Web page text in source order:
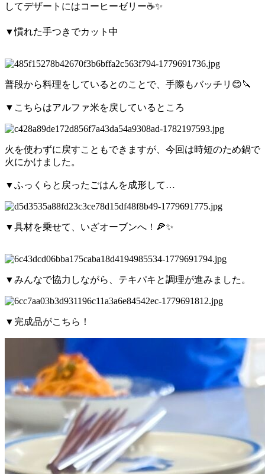
してデザートにはコーヒーゼリー☕✨
▼慣れた手つきでカット中
普段から料理をしているとのことで、手際もバッチリ😊🔪
▼こちらはアルファ米を戻しているところ
火を使わずに戻すこともできますが、今回は時短のため鍋で
火にかけました。
▼ふっくらと戻ったごはんを成形して…
▼具材を乗せて、いざオーブンへ！🍕✨
▼みんなで協力しながら、テキパキと調理が進みました。
▼完成品がこちら！